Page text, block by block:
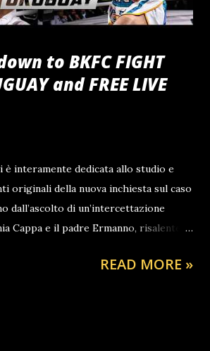
to BKFC FIGHT
and FREE LIVE
è interamente dedicata allo studio e
originali della nuova inchiesta sul caso
dall’ascolto di un’intercettazione
Cappa e il padre Ermanno, risalente al
è palpabile l’agitazione di Stefania in
READ MORE »